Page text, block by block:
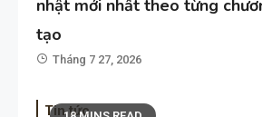
nhật mới nhất theo từng
tạo
Tháng 7 27, 2026
Tin tức